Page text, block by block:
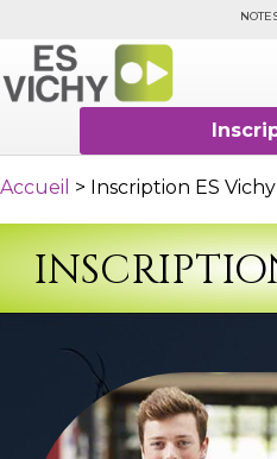
Accueil > Inscription ES Vichy